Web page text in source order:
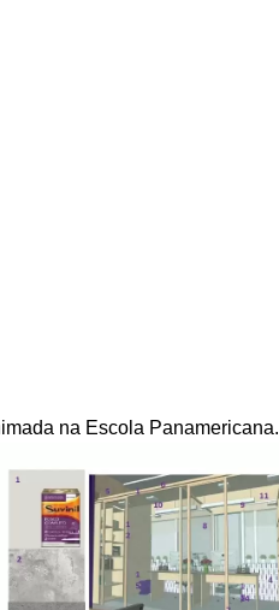
na Escola Panamericana.